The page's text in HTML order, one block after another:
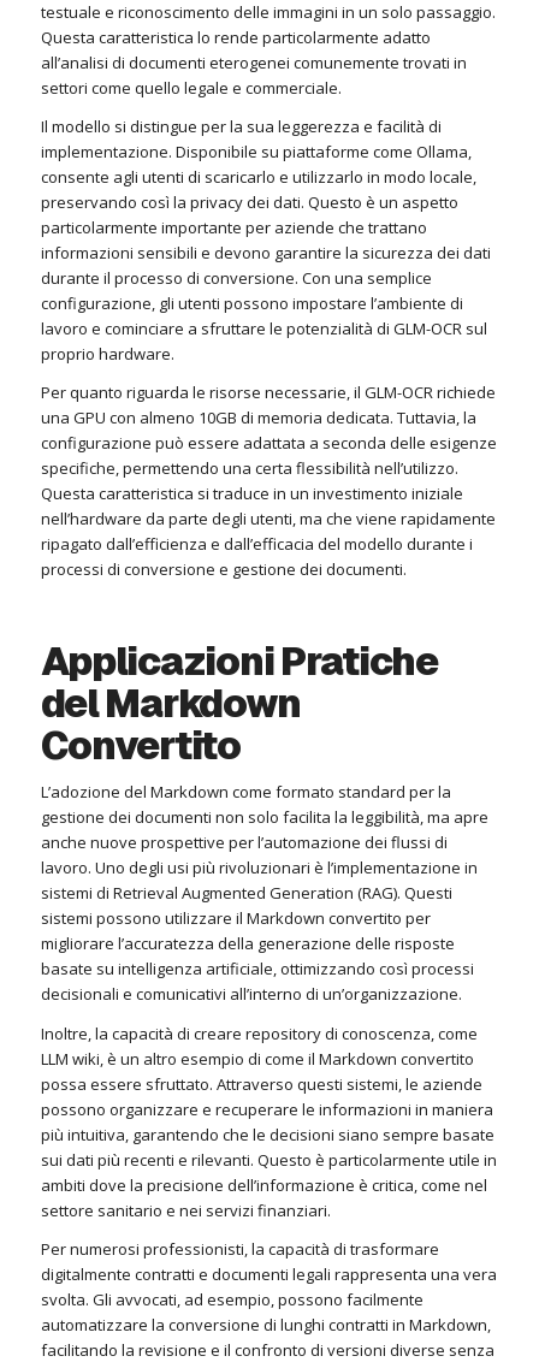
testuale e riconoscimento delle immagini in un solo passaggio.
Questa caratteristica lo rende particolarmente adatto
all’analisi di documenti eterogenei comunemente trovati in
settori come quello legale e commerciale.
Il modello si distingue per la sua leggerezza e facilità di
implementazione. Disponibile su piattaforme come Ollama,
consente agli utenti di scaricarlo e utilizzarlo in modo locale,
preservando così la privacy dei dati. Questo è un aspetto
particolarmente importante per aziende che trattano
informazioni sensibili e devono garantire la sicurezza dei dati
durante il processo di conversione. Con una semplice
configurazione, gli utenti possono impostare l’ambiente di
lavoro e cominciare a sfruttare le potenzialità di GLM-OCR sul
proprio hardware.
Per quanto riguarda le risorse necessarie, il GLM-OCR richiede
una GPU con almeno 10GB di memoria dedicata. Tuttavia, la
configurazione può essere adattata a seconda delle esigenze
specifiche, permettendo una certa flessibilità nell’utilizzo.
Questa caratteristica si traduce in un investimento iniziale
nell’hardware da parte degli utenti, ma che viene rapidamente
ripagato dall’efficienza e dall’efficacia del modello durante i
processi di conversione e gestione dei documenti.
Applicazioni Pratiche
del Markdown
Convertito
L’adozione del Markdown come formato standard per la
gestione dei documenti non solo facilita la leggibilità, ma apre
anche nuove prospettive per l’automazione dei flussi di
lavoro. Uno degli usi più rivoluzionari è l’implementazione in
sistemi di Retrieval Augmented Generation (RAG). Questi
sistemi possono utilizzare il Markdown convertito per
migliorare l’accuratezza della generazione delle risposte
basate su intelligenza artificiale, ottimizzando così processi
decisionali e comunicativi all’interno di un’organizzazione.
Inoltre, la capacità di creare repository di conoscenza, come
LLM wiki, è un altro esempio di come il Markdown convertito
possa essere sfruttato. Attraverso questi sistemi, le aziende
possono organizzare e recuperare le informazioni in maniera
più intuitiva, garantendo che le decisioni siano sempre basate
sui dati più recenti e rilevanti. Questo è particolarmente utile in
ambiti dove la precisione dell’informazione è critica, come nel
settore sanitario e nei servizi finanziari.
Per numerosi professionisti, la capacità di trasformare
digitalmente contratti e documenti legali rappresenta una vera
svolta. Gli avvocati, ad esempio, possono facilmente
automatizzare la conversione di lunghi contratti in Markdown,
facilitando la revisione e il confronto di versioni diverse senza